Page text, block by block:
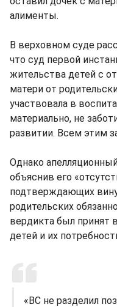
алименты.
В верховном суде
что суд первой
жительства детей с
матери от
участвовала в
материально, не
развитии. Всем этим
Однако
объяснив его
подтверждающих
родительских
вердикта был принят
детей и их
«ВС не разделил